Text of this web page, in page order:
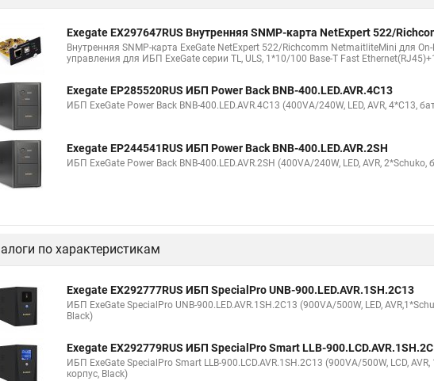
Exegate EX297647RUS Внутренняя SNMP-карта NetExpert 522/
Внутренняя SNMP-карта ExeGate NetExpert 522/Richcomm NetmaitliteMini для
управления для ИБП ExeGate серии TL, ULS, 1*10/100 Base-T Fast
Exegate EP285520RUS ИБП Power Back BNB-400.LED.AVR.4C13
ИБП ExeGate Power Back BNB-400.LED.AVR.4C13 (400VA/240W, LED, AVR, 4*C13,
Exegate EP244541RUS ИБП Power Back BNB-400.LED.AVR.2SH
ИБП ExeGate Power Back BNB-400.LED.AVR.2SH (400VA/240W, LED, AVR,
по характеристикам
Exegate EX292777RUS ИБП SpecialPro UNB-900.LED.AVR.1SH.2C13
ИБП ExeGate SpecialPro UNB-900.LED.AVR.1SH.2C13 (900VA/500W, LED,
Black)
Exegate EX292779RUS ИБП SpecialPro Smart LLB-
ИБП ExeGate SpecialPro Smart LLB-900.LCD.AVR.1SH.2C13 (900VA/500W, LCD,
корпус, Black)